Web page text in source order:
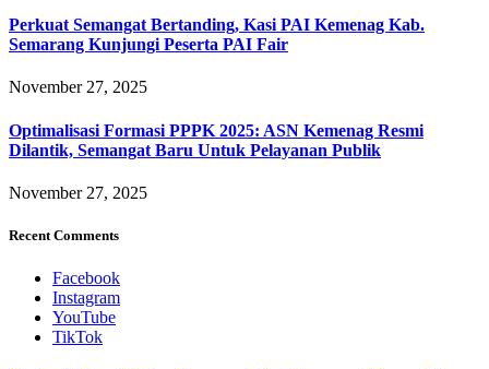
Perkuat Semangat Bertanding, Kasi PAI Kemenag Kab.
Semarang Kunjungi Peserta PAI Fair
November 27, 2025
Optimalisasi Formasi PPPK 2025: ASN Kemenag Resmi
Dilantik, Semangat Baru Untuk Pelayanan Publik
November 27, 2025
Recent Comments
Facebook
Instagram
YouTube
TikTok